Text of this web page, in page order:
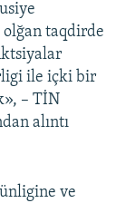
olğan taqdirde
ile içki bir
– TİN
alıntı
ve